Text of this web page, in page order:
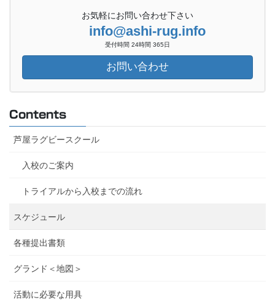
お気軽にお問い合わせ下さい
info@ashi-rug.info
受付時間 24時間 365日
お問い合わせ
Contents
芦屋ラグビースクール
入校のご案内
トライアルから入校までの流れ
スケジュール
各種提出書類
グランド＜地図＞
活動に必要な用具